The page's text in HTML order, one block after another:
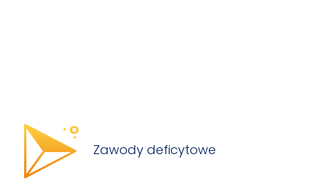
Zawody deficytowe